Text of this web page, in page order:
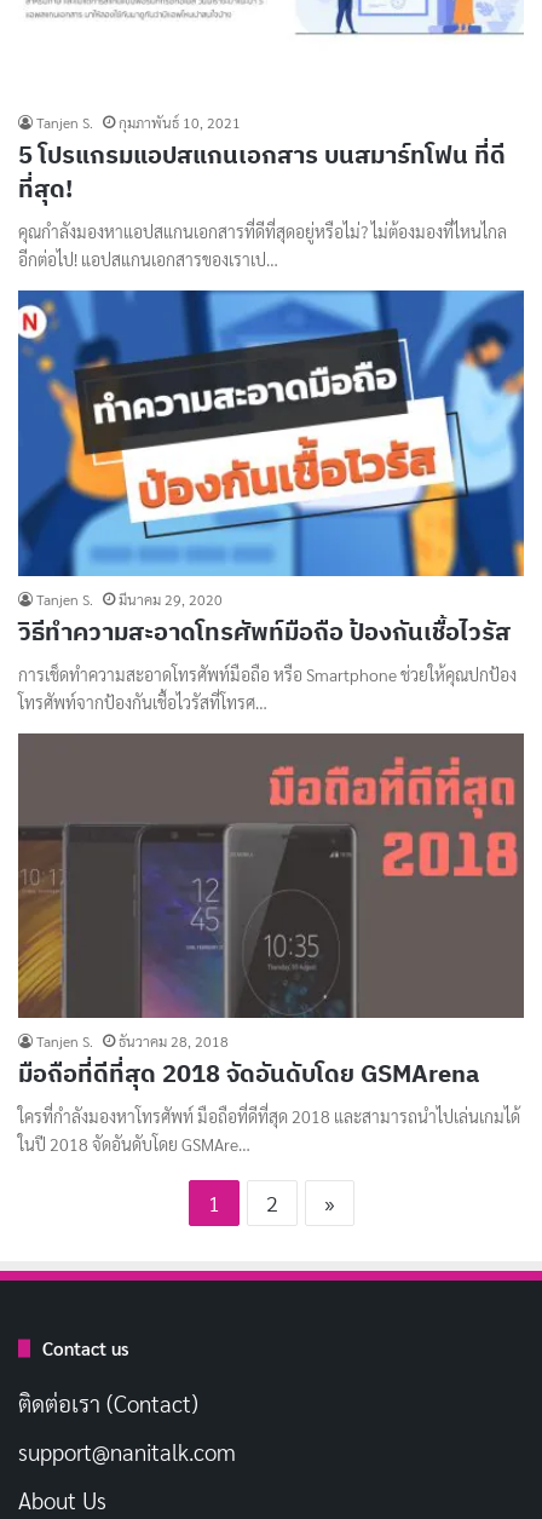
Tanjen S. กุมภาพันธ์ 10, 2021
5 โปรแกรมแอปสแกนเอกสาร บนสมาร์ทโฟน ที่ดี
ที่สุด!
คุณกำลังมองหาแอปสแกนเอกสารที่ดีที่สุดอยู่หรือไม่? ไม่ต้องมองที่ไหนไกล
อีกต่อไป! แอปสแกนเอกสารของเราเป…
Tanjen S. มีนาคม 29, 2020
วิธีทำความสะอาดโทรศัพท์มือถือ ป้องกันเชื้อไวรัส
การเช็ดทำความสะอาดโทรศัพท์มือถือ หรือ Smartphone ช่วยให้คุณปกป้อง
โทรศัพท์จากป้องกันเชื้อไวรัสที่โทรศ…
Tanjen S. ธันวาคม 28, 2018
มือถือที่ดีที่สุด 2018 จัดอันดับโดย GSMArena
ใครที่กำลังมองหาโทรศัพท์ มือถือที่ดีที่สุด 2018 และสามารถนำไปเล่นเกมได้
ในปี 2018 จัดอันดับโดย GSMAre…
1 2 »
Contact us
ติดต่อเรา (Contact)
support@nanitalk.com
About Us